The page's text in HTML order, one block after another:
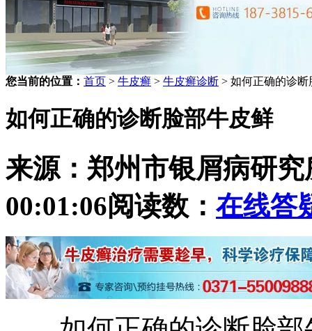
您当前的位置： 首页 > 牛皮癣 > 牛皮癣诊断 > 如何正确的诊断
如何正确的诊断脸部牛皮鲜
来源：郑州市银屑病研究
00:01:06阅读数： 在线答